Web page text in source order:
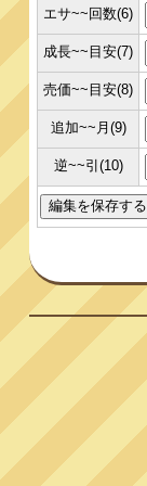
エサ~~回数(6)
成長~~目安(7)
売価~~目安(8)
追加~~月(9)
逆~~引(10)